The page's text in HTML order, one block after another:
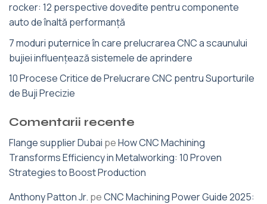
rocker: 12 perspective dovedite pentru componente
auto de înaltă performanță
7 moduri puternice în care prelucrarea CNC a scaunului
bujiei influențează sistemele de aprindere
10 Procese Critice de Prelucrare CNC pentru Suporturile
de Buji Precizie
Comentarii recente
Flange supplier Dubai peHow CNC Machining
Transforms Efficiency in Metalworking: 10 Proven
Strategies to Boost Production
Anthony Patton Jr. peCNC Machining Power Guide 2025: